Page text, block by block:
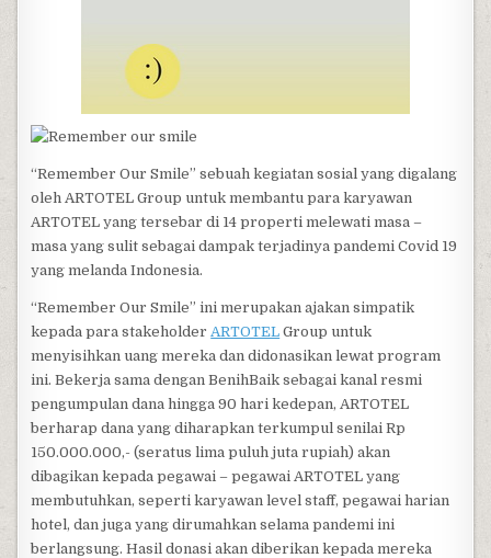
“Remember Our Smile” sebuah kegiatan sosial yang digalang
oleh ARTOTEL Group untuk membantu para karyawan
ARTOTEL yang tersebar di 14 properti melewati masa –
masa yang sulit sebagai dampak terjadinya pandemi Covid 19
yang melanda Indonesia.
“Remember Our Smile” ini merupakan ajakan simpatik
kepada para stakeholderARTOTEL Group untuk
menyisihkan uang mereka dan didonasikan lewat program
ini. Bekerja sama dengan BenihBaik sebagai kanal resmi
pengumpulan dana hingga 90 hari kedepan, ARTOTEL
berharap dana yang diharapkan terkumpul senilai Rp
150.000.000,- (seratus lima puluh juta rupiah) akan
dibagikan kepada pegawai – pegawai ARTOTEL yang
membutuhkan, seperti karyawan level staff, pegawai harian
hotel, dan juga yang dirumahkan selama pandemi ini
berlangsung. Hasil donasi akan diberikan kepada mereka